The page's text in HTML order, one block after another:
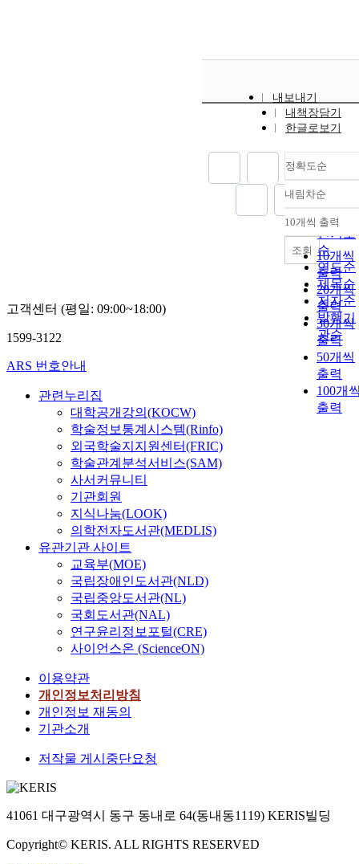
내보내기
내책장담기
한글로보기
정확도순
정확도
순
인기도
순
연도순
제목순
저자순
발행기
관순
내림차순
내림차
10개씩 출력
10개씩
출력
20개씩
출력
30개씩
출력
50개씩
출력
100개
출력
조회
고객센터 (평일: 09:00~18:00)
1599-3122
ARS 번호안내
관련누리집
대학공개강의(KOCW)
학술정보통계시스템(Rinfo)
외국학술지지원센터(FRIC)
학술관계분석서비스(SAM)
사서커뮤니티
기관회원
지식나눔(LOOK)
의학전자도서관(MEDLIS)
유관기관 사이트
교육부(MOE)
국립장애인도서관(NLD)
국립중앙도서관(NL)
국회도서관(NAL)
연구윤리정보포털(CRE)
사이언스온 (ScienceON)
이용약관
개인정보처리방침
개인정보 재동의
기관소개
저작물 게시중단요청
41061 대구광역시 동구 동내로 64(동내동1119) KERIS빌딩
Copyright© KERIS. ALL RIGHTS RESERVED